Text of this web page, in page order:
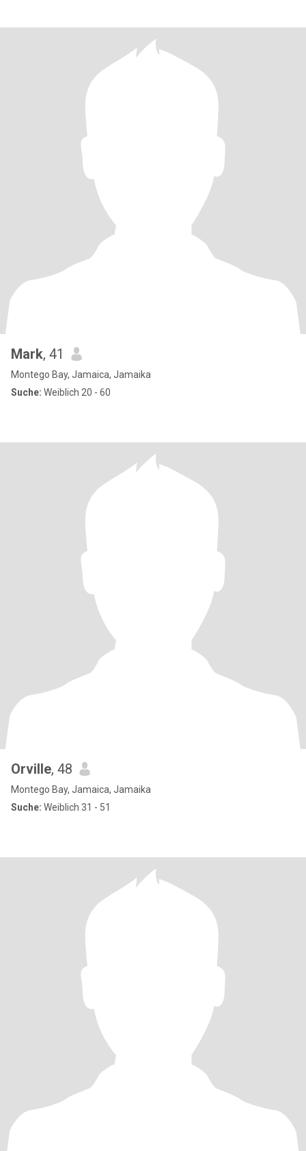
Mark, 41
Montego Bay, Jamaica, Jamaika
Suche: Weiblich 20 - 60
Orville, 48
Montego Bay, Jamaica, Jamaika
Suche: Weiblich 31 - 51